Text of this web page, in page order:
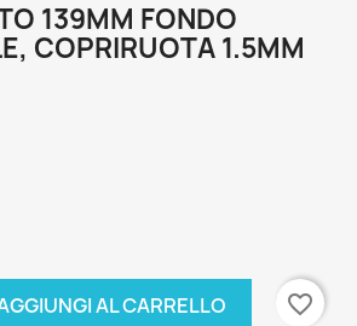
139MM FONDO
COPRIRUOTA 1.5MM
AL CARRELLO favorite_border